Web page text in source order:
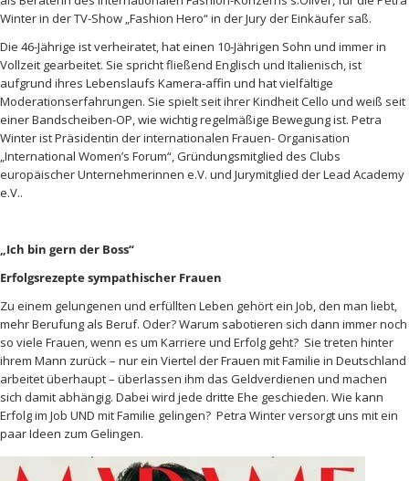
Winter in der TV-Show „Fashion Hero“ in der Jury derEinkäufer saß.
Die 46-Jährige ist verheiratet, hateinen 10-Jährigen Sohn und immer in
Vollzeit gearbeitet. Sie spricht fließend Englisch und Italienisch, ist
aufgrund ihres Lebenslaufs Kamera-affin und hatvielfältige
Moderationserfahrungen. Sie spielt seit ihrer Kindheit Cello und weiß seit
einer Bandscheiben-OP, wie wichtigregelmäßige Bewegung ist. Petra
Winter istPräsidentin der internationalen Frauen- Organisation
„International Women’s Forum“,Gründungsmitglied des Clubs
europäischerUnternehmerinnen e.V. und Jurymitglied der Lead Academy
e.V..
„Ich bin gern der Boss“
Erfolgsrezepte sympathischer Frauen
Zu einem gelungenen und erfüllten Leben gehört ein Job, den man liebt,
mehr Berufung als Beruf. Oder? Warum sabotieren sich dann immer noch
so viele Frauen, wenn es um Karriere und Erfolg geht? Sie treten hinter
ihrem Mann zurück – nur ein Viertel der Frauen mit Familie in Deutschland
arbeitet überhaupt – überlassen ihm das Geldverdienen und machen
sich damit abhängig. Dabei wird jede dritte Ehe geschieden. Wie kann
Erfolg im Job UND mit Familie gelingen? Petra Winter versorgt uns mit ein
paar Ideen zum Gelingen.